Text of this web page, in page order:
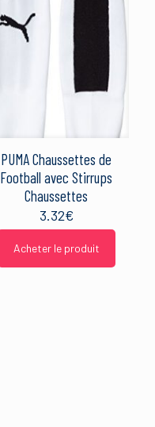
PUMA Chaussettes de
Football avec Stirrups
Chaussettes
3.32€
Acheter le produit